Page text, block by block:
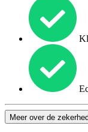
Meer over de